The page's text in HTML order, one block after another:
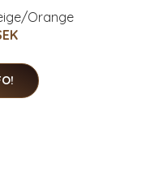
Orange